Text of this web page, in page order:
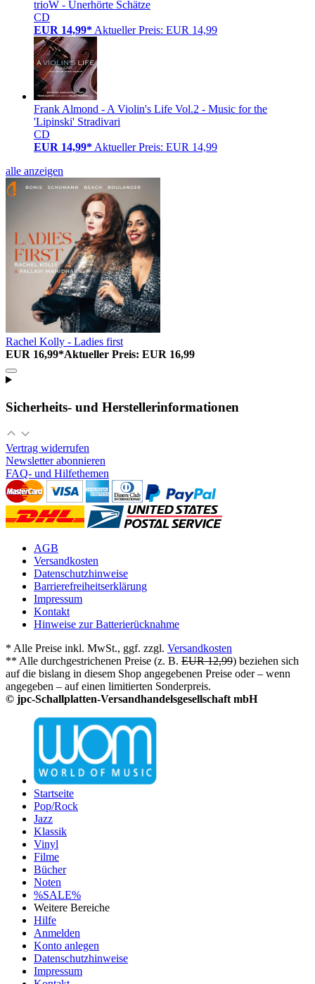
trioW - Unerhörte Schätze
CD
EUR 14,99* Aktueller Preis: EUR 14,99
Frank Almond - A Violin's Life Vol.2 - Music for the
'Lipinski' Stradivari
CD
EUR 14,99* Aktueller Preis: EUR 14,99
alle anzeigen
Rachel Kolly - Ladies first
EUR 16,99*Aktueller Preis: EUR 16,99
Sicherheits- und Herstellerinformationen
Vertrag widerrufen
Newsletter abonnieren
FAQ- und Hilfethemen
AGB
Versandkosten
Datenschutzhinweise
Barrierefreiheitserklärung
Impressum
Kontakt
Hinweise zur Batterierücknahme
* Alle Preise inkl. MwSt., ggf. zzgl. Versandkosten
** Alle durchgestrichenen Preise (z. B. EUR 12,99) beziehen sich
auf die bislang in diesem Shop angegebenen Preise oder – wenn
angegeben – auf einen limitierten Sonderpreis.
© jpc-Schallplatten-Versandhandelsgesellschaft mbH
Startseite
Pop/Rock
Jazz
Klassik
Vinyl
Filme
Bücher
Noten
%SALE%
Weitere Bereiche
Hilfe
Anmelden
Konto anlegen
Datenschutzhinweise
Impressum